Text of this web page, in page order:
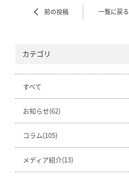
前の投稿 一覧に戻る
カテゴリ
すべて
お知らせ(62)
コラム(105)
メディア紹介(13)